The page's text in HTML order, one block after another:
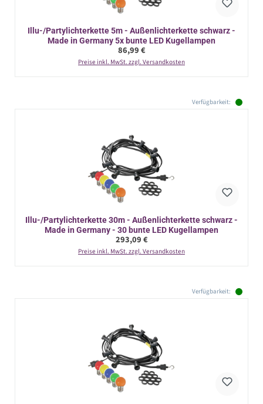
Illu-/Partylichterkette 5m - Außenlichterkette schwarz -
Made in Germany 5x bunte LED Kugellampen
Regulärer Preis:
86,99 €
Preise inkl. MwSt. zzgl. Versandkosten
Verfügbarkeit:
Illu-/Partylichterkette 30m - Außenlichterkette schwarz -
Made in Germany - 30 bunte LED Kugellampen
Regulärer Preis:
293,09 €
Preise inkl. MwSt. zzgl. Versandkosten
Verfügbarkeit: